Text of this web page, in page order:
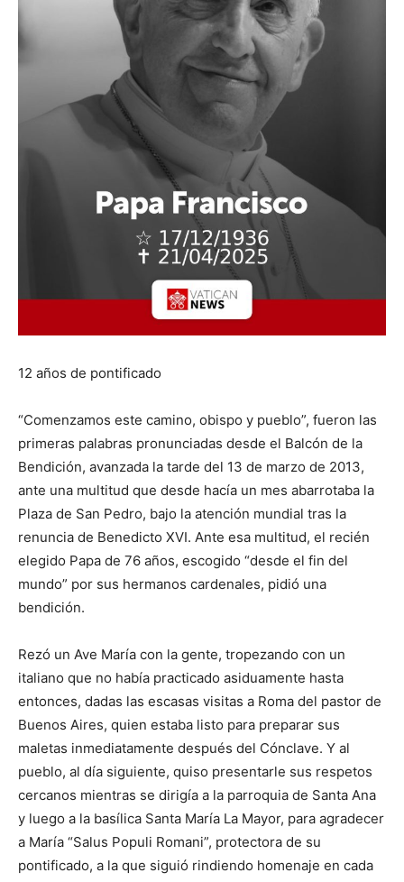
12 años de pontificado
“Comenzamos este camino, obispo y pueblo”, fueron las
primeras palabras pronunciadas desde el Balcón de la
Bendición, avanzada la tarde del 13 de marzo de 2013,
ante una multitud que desde hacía un mes abarrotaba la
Plaza de San Pedro, bajo la atención mundial tras la
renuncia de Benedicto XVI. Ante esa multitud, el recién
elegido Papa de 76 años, escogido “desde el fin del
mundo” por sus hermanos cardenales, pidió una
bendición.
Rezó un Ave María con la gente, tropezando con un
italiano que no había practicado asiduamente hasta
entonces, dadas las escasas visitas a Roma del pastor de
Buenos Aires, quien estaba listo para preparar sus
maletas inmediatamente después del Cónclave. Y al
pueblo, al día siguiente, quiso presentarle sus respetos
cercanos mientras se dirigía a la parroquia de Santa Ana
y luego a la basílica Santa María La Mayor, para agradecer
a María “Salus Populi Romani”, protectora de su
pontificado, a la que siguió rindiendo homenaje en cada